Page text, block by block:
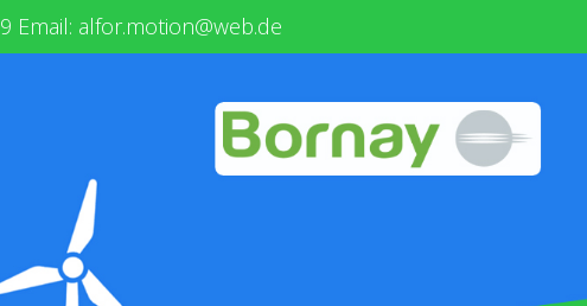
Email: alfor.motion@web.de